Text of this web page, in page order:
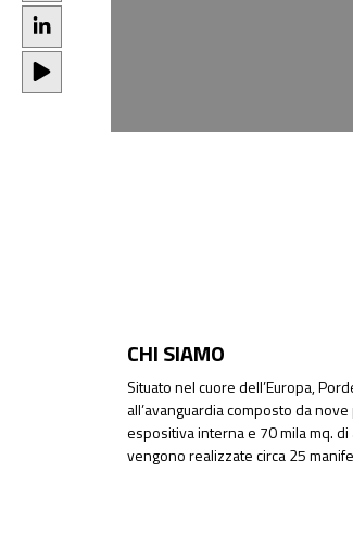
CHI SIAMO
Situato nel cuore dell’Europa,
all’avanguardia composto da
espositiva interna e 70 mila mq.
vengono realizzate circa 25